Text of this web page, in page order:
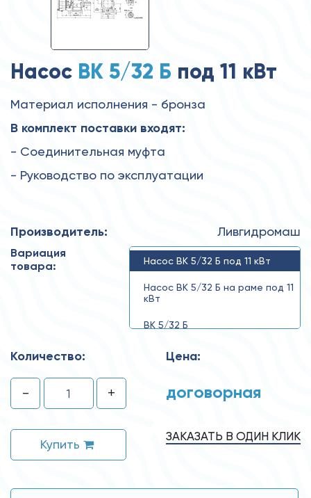
Насос ВК 5/32 Б под 11 кВт
Материал исполнения - бронза
В комплект поставки входят:
- Соединительная муфта
- Руководство по эксплуатации
Производитель: Ливгидромаш
Вариация
товара:
Насос ВК 5/32 Б под 11 кВт
Насос ВК 5/32 Б на раме под 11
кВт
ВК 5/32 Б
Количество:
- +
Купить
Цена:
договорная
ЗАКАЗАТЬ В ОДИН КЛИК